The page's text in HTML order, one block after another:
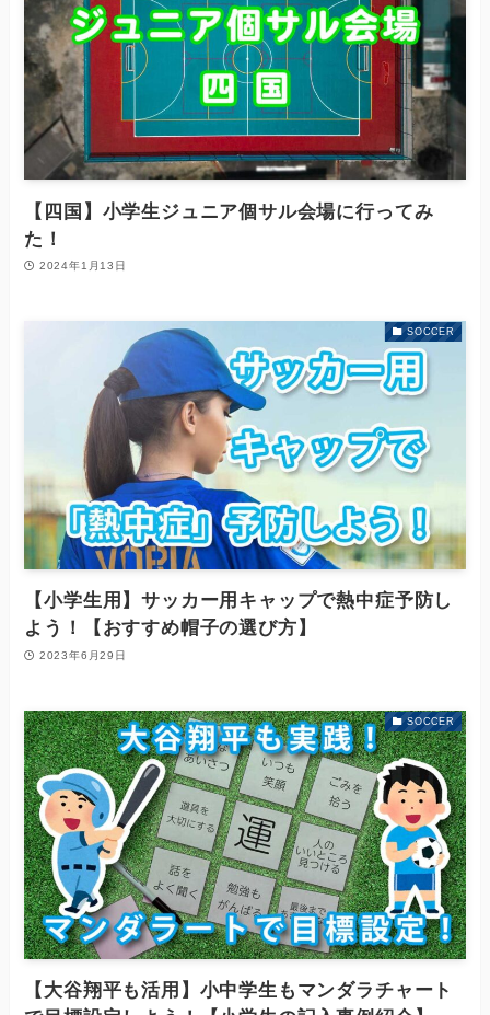
【四国】小学生ジュニア個サル会場に行ってみ
た！
2024年1月13日
SOCCER
【小学生用】サッカー用キャップで熱中症予防し
よう！【おすすめ帽子の選び方】
2023年6月29日
SOCCER
【大谷翔平も活用】小中学生もマンダラチャート